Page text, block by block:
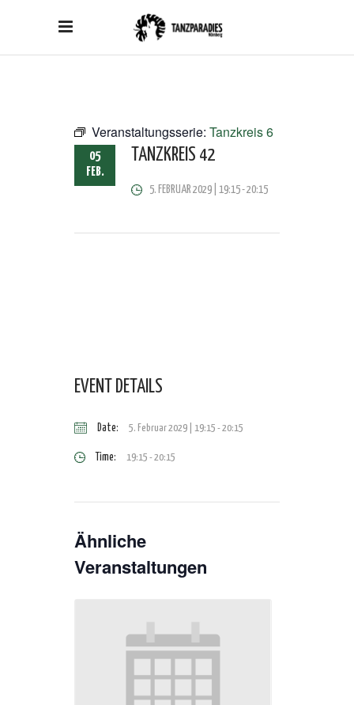
Veranstaltungsserie: Tanzkreis 6
05
FEB.
TANZKREIS 42
5. FEBRUAR 2029 | 19:15-20:15
EVENT DETAILS
Date: 5. Februar 2029 | 19:15 -20:15
Time: 19:15 - 20:15
Ähnliche
Veranstaltungen